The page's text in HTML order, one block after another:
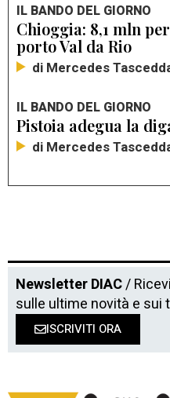
IL BANDO DEL GIORNO
Chioggia: 8,1 mln
porto Val da Rio
di Mercedes
IL BANDO DEL GIORNO
Pistoia adegua la
di Mercedes
Newsletter DIAC/
sulle ultime novità e sui
ISCRIVITI ORA